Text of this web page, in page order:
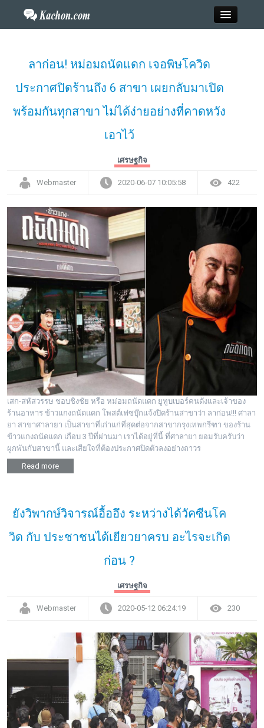
Home
ข่าว
ไลฟ์สไตล์
พระดอทกะฉ่อน
กะฉ่อนช้อปปิ้ง
ติดต่อ
ลาก่อน! หม่อมถนัดแดก เจอพิษโควิด
ประกาศปิดร้านถึง 6 สาขา เผยกลับมาเปิด
พร้อมกันทุกสาขา ไม่ได้ง่ายอย่างที่คาดหวัง
เอาไว้
เศรษฐกิจ
Webmaster 2020-06-07 10:05:58 422
เสก-สหัสวรรษ ชอบชิงชัย หรือ หม่อมถนัดแดก ยูทูบเบอร์คนดังและเจ้าของ
ร้านอาหาร ข้าวแกงถนัดแดก โพสต์เฟซบุ๊กแจ้งปิดร้านสาขาว่า ลาก่อน!!! ศาลา
ยา สาขาศาลายา เป็นสาขาที่เก่าแก่ที่สุดต่อจากสาขากรุงเทพกรีฑา ของร้าน
ข้าวแกงถนัดแดก เกือบ 3 ปีที่ผ่านมา เราได้อยู่ที่นี้ ที่ศาลายา ยอมรับครับว่า
ผูกพันกับสาขานี้ และเสียใจที่ต้องประกาศปิดตัวลงอย่างถาวร
Read more
ยังวิพากษ์วิจารณ์อื้ออึง ระหว่างได้วัคซีนโค
วิด กับ ประชาชนได้เยียวยาครบ อะไรจะเกิด
ก่อน ?
เศรษฐกิจ
Webmaster 2020-05-12 06:24:19 230